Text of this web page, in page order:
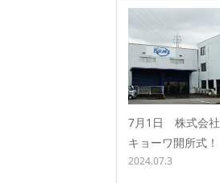
7月1日 株式会社
キョーワ開所式！
2024.07.3